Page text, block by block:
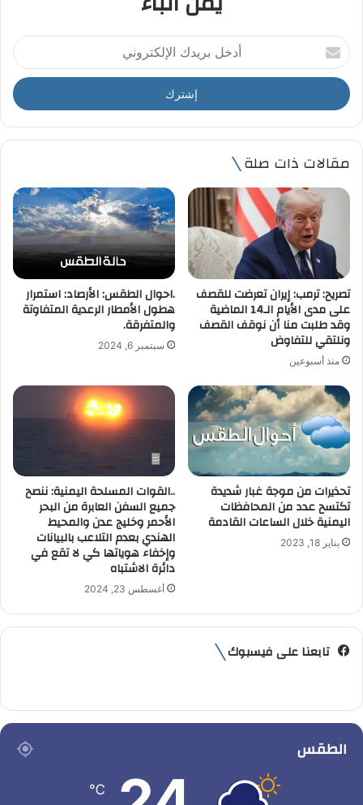
أ
د
خ
ل
ر
د
ا
ر
و
ن
ي
مقالات ذات صلة
تصريح: ترمب: إيران تعرضت للقصف
على مدى الأيام الـ14 الماضية
وقد طلبت منا أن نوقف القصف
ونلتقي للتفاوض
منذ أسبوعين
.احوال الطقس: الأرصاد: استمرار
هطول الأمطار الرعدية المتفاوتة
والمتفرقة.
سبتمبر 6, 2024
تحذيرات من موجة غبار شديدة
تكتسح عدد من المحافظات
اليمنية خلال الساعات القادمة
يناير 18, 2023
..القوات المسلحة اليمنية: ننصح
جميع السفن العابرة من البحر
الأحمر وخليج عدن والمحيط
الهندي بعدم التلاعب بالبيانات
وإخفاء هوياتها كي لا تقع في
دائرة الاشتباه
أغسطس 23, 2024
تابعنا على فيسبوك
الطقس
℃